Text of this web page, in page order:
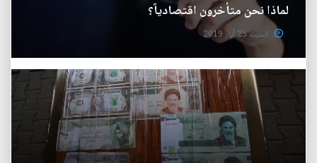
لماذا نحن متأخرون اقتصادياً؟
السبت 25 آيار 2019